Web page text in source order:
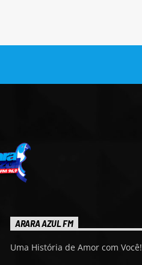
ARARA AZUL FM
Uma História de Amor com Você!